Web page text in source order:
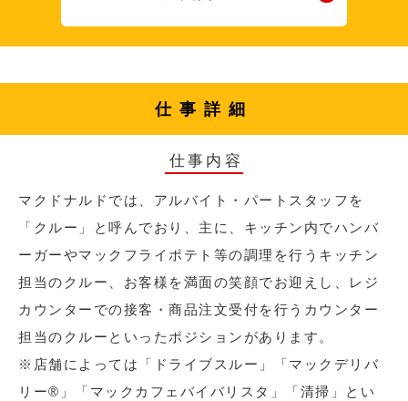
仕事詳細
仕事内容
マクドナルドでは、アルバイト・パートスタッフを
「クルー」と呼んでおり、主に、キッチン内でハンバ
ーガーやマックフライポテト等の調理を行うキッチン
担当のクルー、お客様を満面の笑顔でお迎えし、レジ
カウンターでの接客・商品注文受付を行うカウンター
担当のクルーといったポジションがあります。
※店舗によっては「ドライブスルー」「マックデリバ
リー®︎」「マックカフェバイバリスタ」「清掃」とい